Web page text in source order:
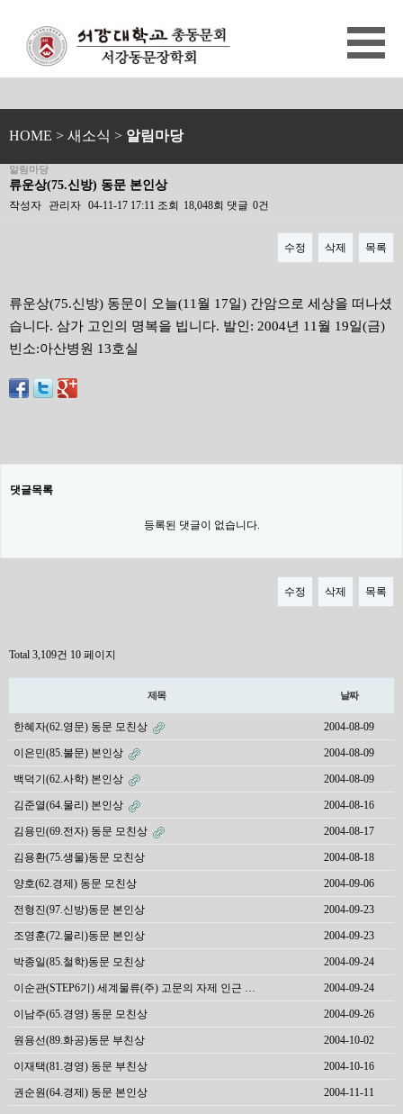
HOME > 새소식 > 알림마당
알림마당
류운상(75.신방) 동문 본인상
작성자 관리자 04-11-17 17:11 조회 18,048회 댓글 0건
수정 삭제 목록
류운상(75.신방) 동문이 오늘(11월 17일) 간암으로 세상을 떠나셨
습니다. 삼가 고인의 명복을 빕니다. 발인: 2004년 11월 19일(금)
빈소:아산병원 13호실
댓글목록
등록된 댓글이 없습니다.
수정 삭제 목록
Total 3,109건 10 페이지
제목 날짜
한혜자(62.영문) 동문 모친상 2004-08-09
이은민(85.불문) 본인상 2004-08-09
백덕기(62.사학) 본인상 2004-08-09
김준열(64.물리) 본인상 2004-08-16
김용민(69.전자) 동문 모친상 2004-08-17
김용환(75.생물)동문 모친상 2004-08-18
양호(62.경제) 동문 모친상 2004-09-06
전형진(97.신방)동문 본인상 2004-09-23
조영훈(72.물리)동문 본인상 2004-09-23
박종일(85.철학)동문 모친상 2004-09-24
이순관(STEP6기) 세계물류(주) 고문의 자제 인근 … 2004-09-24
이남주(65.경영) 동문 모친상 2004-09-26
원용선(89.화공)동문 부친상 2004-10-02
이재택(81.경영) 동문 부친상 2004-10-16
권순원(64.경제) 동문 본인상 2004-11-11